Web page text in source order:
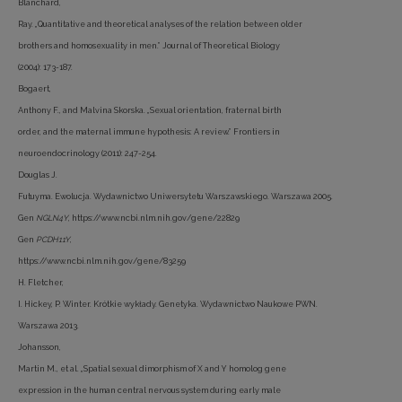
Blanchard,
Ray. „Quantitative and theoretical analyses of the relation between older
brothers and homosexuality in men.” Journal of Theoretical Biology
(2004): 173-187.
Bogaert,
Anthony F., and Malvina Skorska. „Sexual orientation, fraternal birth
order, and the maternal immune hypothesis: A review.” Frontiers in
neuroendocrinology (2011): 247-254.
Douglas J.
Futuyma. Ewolucja. Wydawnictwo Uniwersytetu Warszawskiego. Warszawa 2005.
Gen NGLN4Y, https://www.ncbi.nlm.nih.gov/gene/22829
Gen PCDH11Y,
https://www.ncbi.nlm.nih.gov/gene/83259
H. Fletcher,
I. Hickey, P. Winter. Krótkie wykłady. Genetyka. Wydawnictwo Naukowe PWN.
Warszawa 2013.
Johansson,
Martin M., et al. „Spatial sexual dimorphism of X and Y homolog gene
expression in the human central nervous system during early male